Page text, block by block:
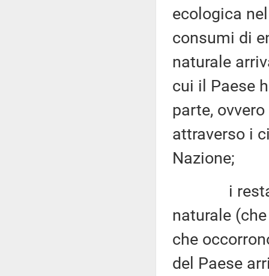
ecologica
consumi di
naturale
cui il Paese
parte,
attraverso i
Nazione;
i restanti
naturale
che
del Paese